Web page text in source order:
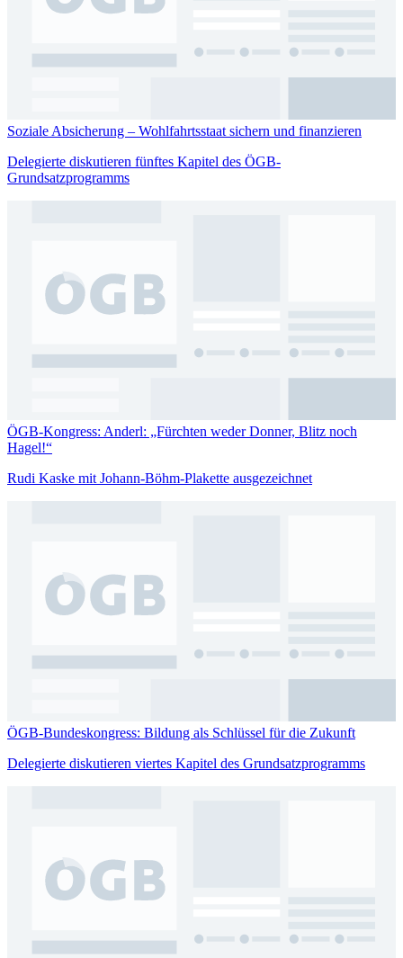
Soziale Absicherung – Wohlfahrtsstaat sichern und finanzieren
Delegierte diskutieren fünftes Kapitel des ÖGB-
Grundsatzprogramms
ÖGB-Kongress: Anderl: „Fürchten weder Donner, Blitz noch
Hagel!“
Rudi Kaske mit Johann-Böhm-Plakette ausgezeichnet
ÖGB-Bundeskongress: Bildung als Schlüssel für die Zukunft
Delegierte diskutieren viertes Kapitel des Grundsatzprogramms